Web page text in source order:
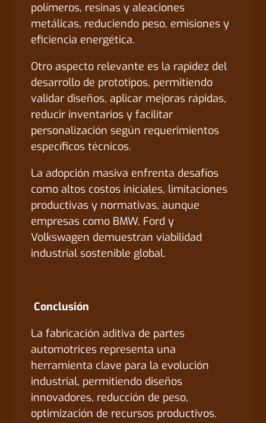
polímeros, resinas y aleaciones
metálicas, reduciendo peso, emisiones y
eficiencia energética.
Otro aspecto relevante es la rapidez del
desarrollo de prototipos, permitiendo
validar diseños, aplicar mejoras rápidas,
reducir inventarios y facilitar
personalización según requerimientos
específicos técnicos.
La adopción masiva enfrenta desafíos
como altos costos iniciales, limitaciones
productivas y normativas, aunque
empresas como BMW, Ford y
Volkswagen demuestran viabilidad
industrial sostenible global.
Conclusión
La fabricación aditiva de partes
automotrices representa una
herramienta clave para la evolución
industrial, permitiendo diseños
innovadores, reducción de peso,
optimización de recursos productivos.